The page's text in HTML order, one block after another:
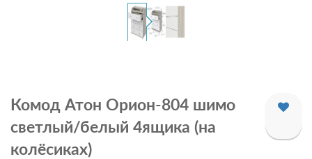
Комод Атон Орион-804 шимо
светлый/белый 4ящика (на
колёсиках)